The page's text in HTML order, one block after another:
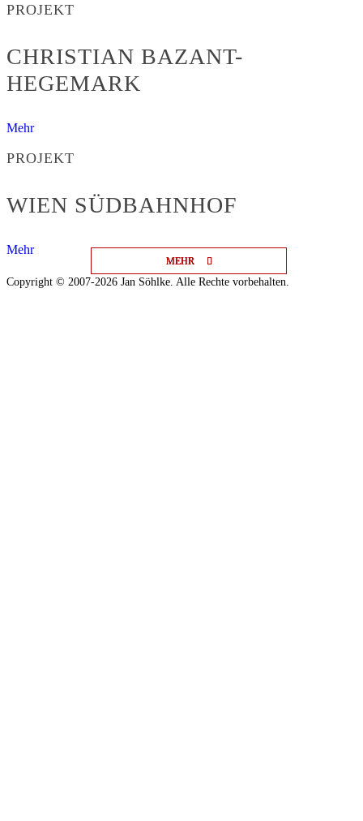
MEHR
MEHR
MEHR
PROJEKT
CHRISTIAN BAZANT-
HEGEMARK
Mehr
PROJEKT
WIEN SÜDBAHNHOF
Mehr
Copyright © 2007-2026 Jan Söhlke. Alle Rechte vorbehalten.